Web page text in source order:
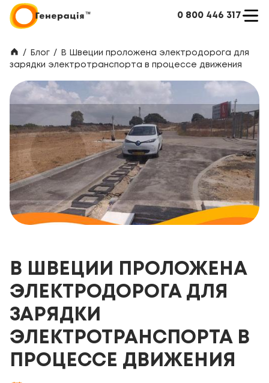
0 800 446 317
/ Блог /
В Швеции проложена электродорога для
зарядки электротранспорта в процессе движения
В ШВЕЦИИ ПРОЛОЖЕНА
ЭЛЕКТРОДОРОГА ДЛЯ
ЗАРЯДКИ
ЭЛЕКТРОТРАНСПОРТА В
ПРОЦЕССЕ ДВИЖЕНИЯ